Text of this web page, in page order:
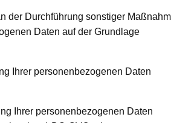
der Durchführung sonstiger
Daten auf der Grundlage
Ihrer personenbezogenen Daten
Ihrer personenbezogenen Daten